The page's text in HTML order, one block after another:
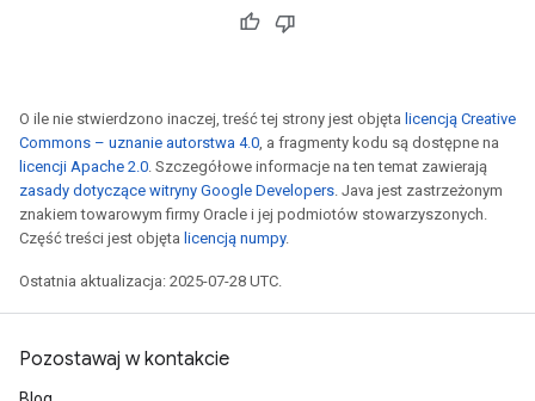
O ile nie stwierdzono inaczej, treść tej strony jest objęta licencją Creative
Commons – uznanie autorstwa 4.0, a fragmenty kodu są dostępne na
licencji Apache 2.0. Szczegółowe informacje na ten temat zawierają
zasady dotyczące witryny Google Developers. Java jest zastrzeżonym
znakiem towarowym firmy Oracle i jej podmiotów stowarzyszonych.
Część treści jest objęta licencją numpy.
Ostatnia aktualizacja: 2025-07-28 UTC.
Pozostawaj w kontakcie